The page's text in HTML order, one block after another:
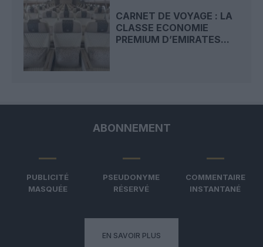
CARNET DE VOYAGE : LA
CLASSE ECONOMIE
PREMIUM D’EMIRATES...
ABONNEMENT
PUBLICITÉ
MASQUÉE
PSEUDONYME
RÉSERVÉ
COMMENTAIRE
INSTANTANÉ
EN SAVOIR PLUS